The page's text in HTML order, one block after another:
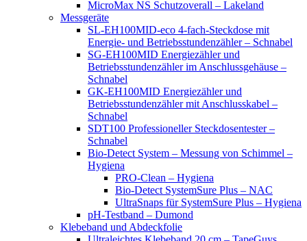
MicroMax NS Schutzoverall – Lakeland
Messgeräte
SL-EH100MID-eco 4-fach-Steckdose mit
Energie- und Betriebsstundenzähler – Schnabel
SG-EH100MID Energiezähler und
Betriebsstundenzähler im Anschlussgehäuse –
Schnabel
GK-EH100MID Energiezähler und
Betriebsstundenzähler mit Anschlusskabel –
Schnabel
SDT100 Professioneller Steckdosentester –
Schnabel
Bio-Detect System – Messung von Schimmel –
Hygiena
PRO-Clean – Hygiena
Bio-Detect SystemSure Plus – NAC
UltraSnaps für SystemSure Plus – Hygiena
pH-Testband – Dumond
Klebeband und Abdeckfolie